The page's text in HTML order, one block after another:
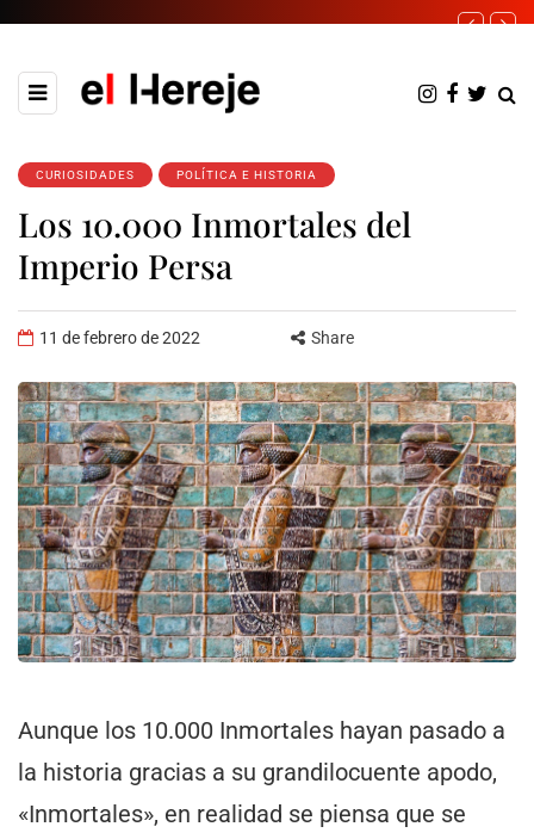
CURIOSIDADES POLÍTICA E HISTORIA
Los 10.000 Inmortales del
Imperio Persa
11 de febrero de 2022 Share
Aunque los 10.000 Inmortales hayan pasado a
la historia gracias a su grandilocuente apodo,
«Inmortales», en realidad se piensa que se